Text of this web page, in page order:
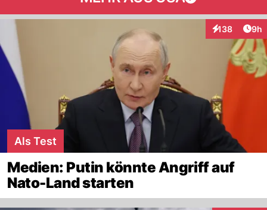
138
Interaktionen
9h
Als Test
Medien: Putin könnte Angriff auf
Nato-Land starten